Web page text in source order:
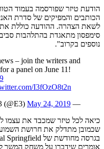
הכותבים והמפיקים של סדרת
לשאת הצהרה. ההודעה כוללת
סימפסון מתאגדת בהתלהבות
נוספים בקרוב".
– join the writers and
for a panel on June 11!
I3fOzO8t2n
— E3 (@E3)
May 24, 2019
כיאה לכל טיזר שמכבד את עצמו
שכמובן מתדלק את חרושת